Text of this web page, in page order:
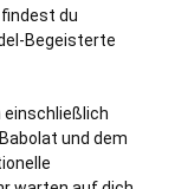
findest du
Begeisterte
einschließ lich
und dem